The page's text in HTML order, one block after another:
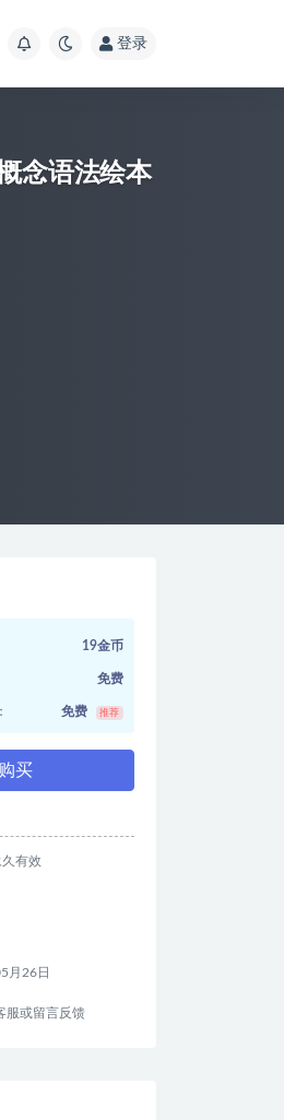
登录
念语法绘本
19金币
免费
免费 推荐
买
有效
月26日
服或留言反馈